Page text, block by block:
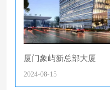
厦门象屿新总部大厦
2024-08-15